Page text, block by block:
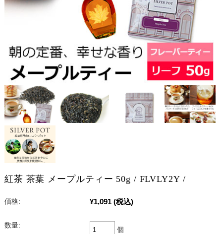
紅茶 茶葉 メープルティー 50g / FLVLY2Y /
価格: ¥1,091 (税込)
数量:
個